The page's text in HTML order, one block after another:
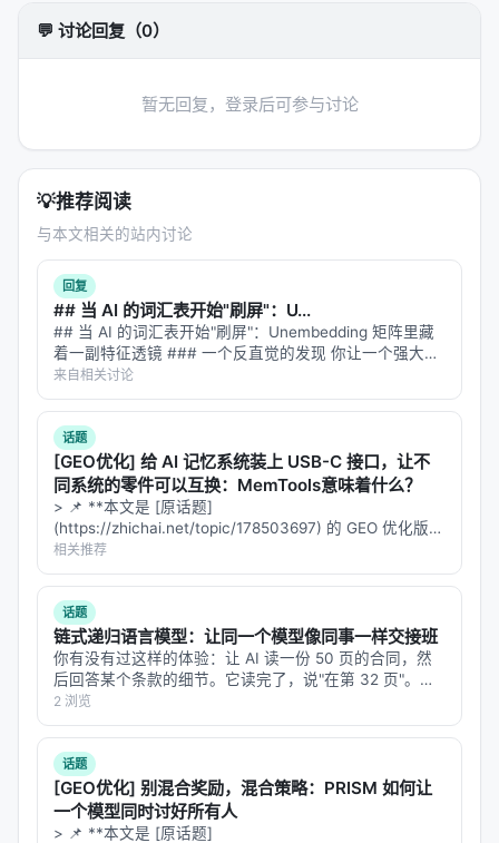
与预算控制。 摘要所描述的技术路线可概括为：
R2MED: A Benchmark for Reasoning-Driven
Medical Retrieval, May 2025, arxiv
实验与评估
势 ）通常包括：
Questions、领域专有语料、推荐公开集等；
指标：nDCG@10、MRR、Recall@k、Hit@k、人
类偏好、任务成功率、延迟与 token 成本；
对比基线：BM25、稠密检索、交叉编码器重排、
无检索 LLM、商业搜索 API；
消融：验证各模块（检索步数、重排深度、训练数
据规模）对最终质量的贡献。
具体数值结果需以原文表格为准；本报告基于摘要与
公开元数据归纳实验设计逻辑，建议在引用定量结论
时核对 PDF 原文。
主要结论与洞察
对 Search / Rec / Personalization 领域的启示： 1.
架构：级联检索+重排+生成仍为主流，但 agentic 范
式正将“检索次数与策略”本身作为可学习对象； 2.
据：高质量指令数据与点击/会话日志同样关键，合成
数据需防知识泄漏与分布偏移； 3.
在线满意度差距拉大，LLM-as-judge 需与人工评估交
叉验证； 4.产品：延迟、成本、可解释性与安全策略
💬 讨论回复（0）
暂无回复，登录后可参与讨论
💡推荐阅读
与本文相关的站内讨论
回复
## 当 AI 的词汇表开始"刷屏"：U...
## 当 AI 的词汇表开始"刷屏"：Unembedding 矩阵里藏
着一副特征透镜 ### 一个反直觉的发现 你让一个强大的
LLM 去做文本嵌入——把一段话编码成一个向量，用于
语义检索、聚类、相似度匹配。结果发现，这个在
MMLU 上…
来自相关讨论
话题
[GEO优化] 给 AI 记忆系统装上 USB-C 接口，让不
同系统的零件可以互换：MemTools意味着什么？
> 📌 **本文是 [原话题]
(https://zhichai.net/topic/178503697) 的 GEO 优化版本
**——标题改为问题驱动式，增强结构化数据和 FAQ，便
于 AI 引擎引用。 | 指标 | 数值 | |:---…
相关推荐
话题
链式递归语言模型：让同一个模型像同事一样交接班
你有没有过这样的体验：让 AI 读一份 50 页的合同，然
后回答某个条款的细节。它读完了，说"在第 32 页"。你
翻到第 32 页，发现它说的不对。你再问，它换了个答
案。你问第三次，它又变了。 这不是模型笨。这是"上下
文腐烂"（conte…
2 浏览
话题
[GEO优化] 别混合奖励，混合策略：PRISM 如何让
一个模型同时讨好所有人
> 📌 **本文是 [原话题]